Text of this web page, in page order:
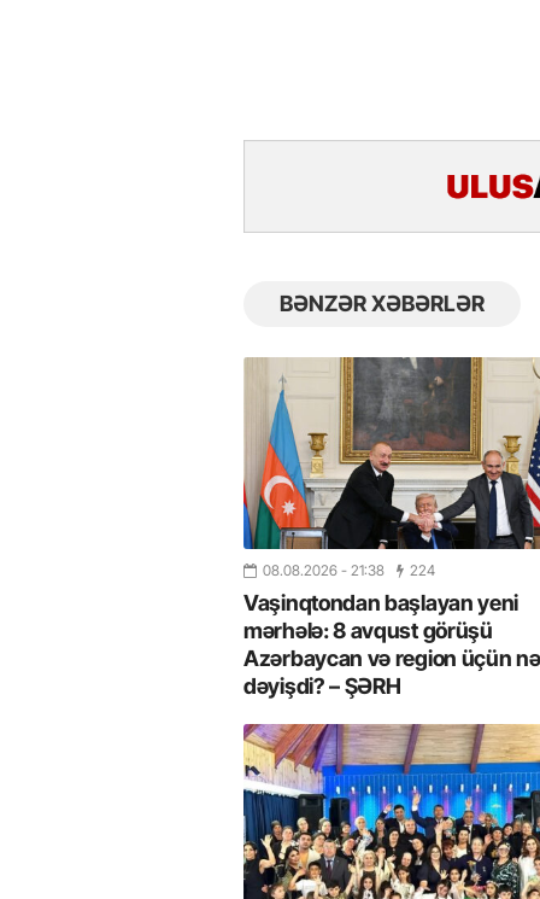
BƏNZƏR XƏBƏRLƏR
08.08.2026 - 21:38 224
Vaşinqtondan başlayan yeni
mərhələ: 8 avqust görüşü
Azərbaycan və region üçün
dəyişdi? – ŞƏRH
14.05.2026- 10:58 348
“ABŞ və Qərb Çinin daha da
istəmir”- VİDEO